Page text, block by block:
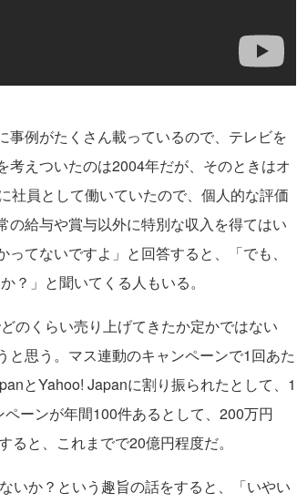
事例がたくさん載っているので、テレビを
考えついたのは2004年だが、そのときはオ
社員として働いていたので、個人的な評価
給与や賞与以外に特別な収入を得てはい
てないですよ」と回答すると、「でも、
？」と聞いてくる人もいる。
のくらい売り上げてきたか定かではない
思う。マス連動のキャンペーンで1回あた
とYahoo! Japanに割り振られたとして、1
ーンが年間100件あるとして、200万円
と、これまでで20億円程度だ。
いか？という趣旨の話をすると、「いやい